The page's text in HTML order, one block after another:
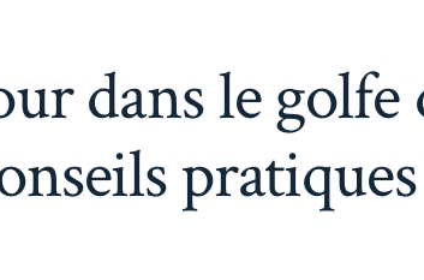
dans le
pratiques